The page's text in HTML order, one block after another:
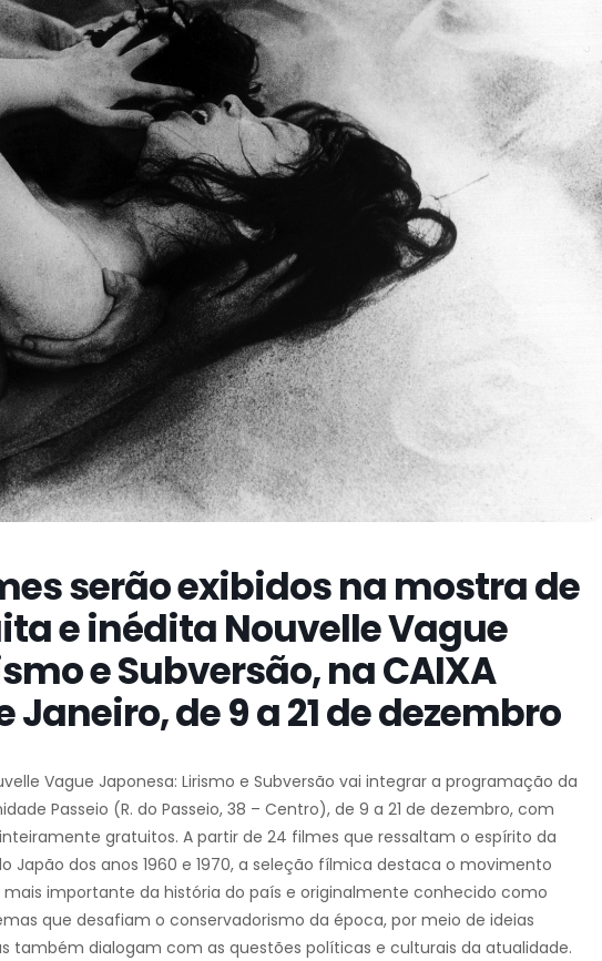
serão exibidos na mostra de
e inédita Nouvelle Vague
e Subversão, na CAIXA
Janeiro, de 9 a 21 de dezembro
Vague Japonesa: Lirismo e Subversão vai integrar a programação da
Passeio (R. do Passeio, 38 – Centro), de 9 a 21 de dezembro, com
gratuitos. A partir de 24 filmes que ressaltam o espírito da
Japão dos anos 1960 e 1970, a seleção fílmica destaca o movimento
importante da história do país e originalmente conhecido como
que desafiam o conservadorismo da época, por meio de ideias
também dialogam com as questões políticas e culturais da atualidade.